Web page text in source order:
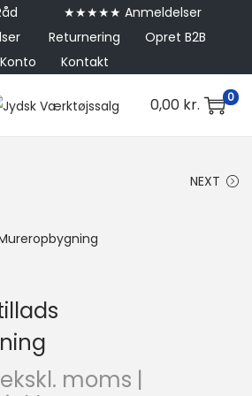
★★★★★ Anmeldelser
Returnering
Opret B2B
Konto
Kontakt
0,00 kr. 0
NEXT
ekskl. moms |